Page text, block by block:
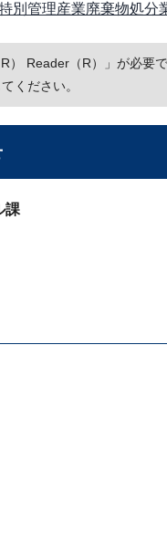
別管理産業廃棄物処分
） Reader（R）」が必要
ください。
課